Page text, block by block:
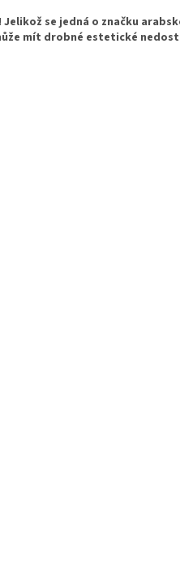
se jedná o značku
mít drobné estetické